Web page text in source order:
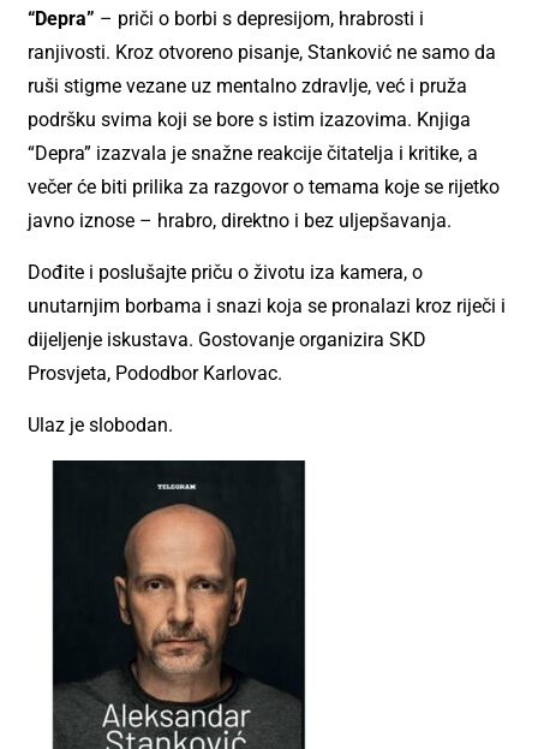
“Depra” – priči o borbi s depresijom, hrabrosti i
ranjivosti. Kroz otvoreno pisanje, Stanković ne samo da
ruši stigme vezane uz mentalno zdravlje, već i pruža
podršku svima koji se bore s istim izazovima. Knjiga
“Depra” izazvala je snažne reakcije čitatelja i kritike, a
večer će biti prilika za razgovor o temama koje se rijetko
javno iznose – hrabro, direktno i bez uljepšavanja.
Dođite i poslušajte priču o životu iza kamera, o
unutarnjim borbama i snazi koja se pronalazi kroz riječi i
dijeljenje iskustava. Gostovanje organizira SKD
Prosvjeta, Pododbor Karlovac.
Ulaz je slobodan.